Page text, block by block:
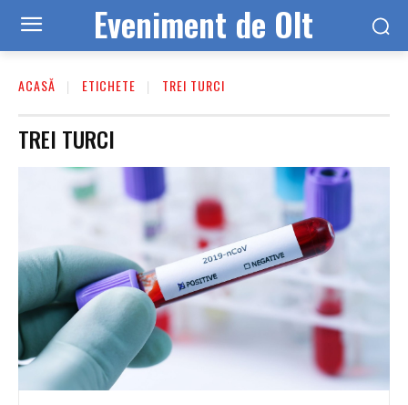
Eveniment de Olt
ACASĂ ETICHETE TREI TURCI
TREI TURCI